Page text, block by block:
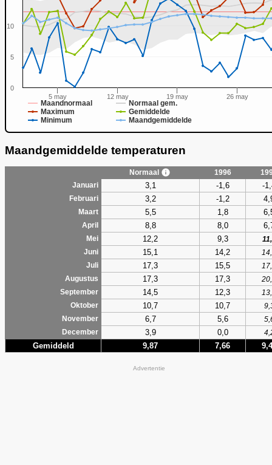
Maandnormaal
Normaal gem.
Maximum
Gemiddelde
Minimum
Maandgemiddelde
5 may 12 may 19 may 26 may
0
5
10
Maandgemiddelde temperaturen
Normaal 1996
Januari
3,1 -1,6 -
Februari 3,2 -1,2
Maart 5,5 1,8
April 8,8 8,0
Mei 12,2 9,3
Juni
15,1 14,2
Juli
17,3 15,5
Augustus
17,3 17,3
September
14,5 12,3
Oktober
10,7 10,7
November
6,7 5,6
December
3,9 0,0
Gemiddeld 9,87 7,66
Advertentie